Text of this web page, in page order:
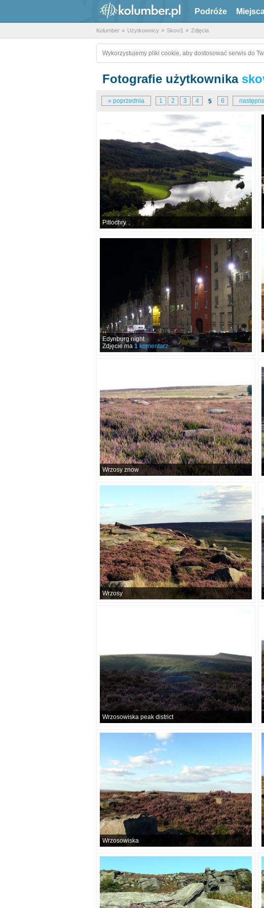
Podróże
Kolumber Użytkownicy Skovi1 Zdjęcia
Wykorzystujemy pliki cookie, aby dostosować serwis do
Fotografie użytkownika
« poprzednia 1 2 3 4 5 6
Pitlochry
Edynburg night
Zdjęcie ma 1komentarz
Wrzosy znow
Wrzosy
Wrzosowiska peak district
Wrzosowiska